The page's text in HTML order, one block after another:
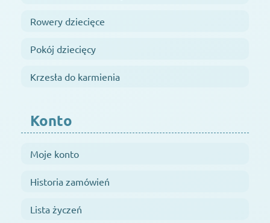
Rowery dziecięce
Pokój dziecięcy
Krzesła do karmienia
Konto
Moje konto
Historia zamówień
Lista życzeń